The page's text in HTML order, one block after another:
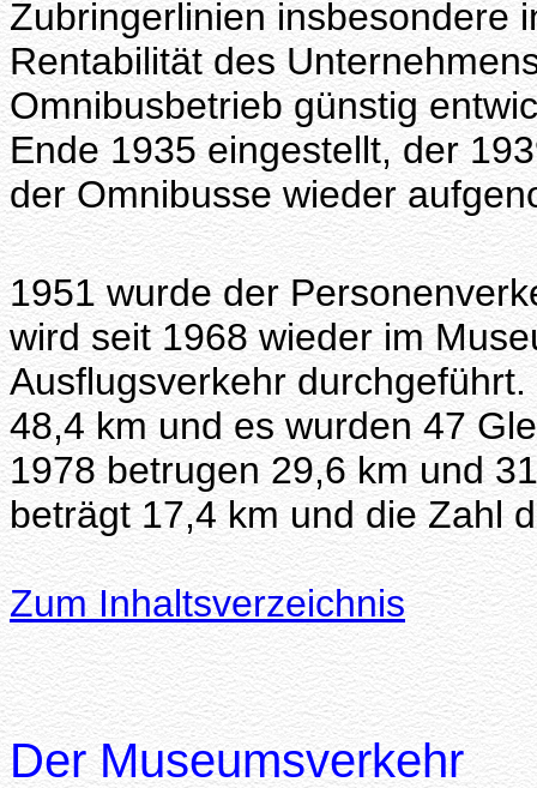
Zubringerlinien insbesondere
Rentabilität des
Omnibusbetrieb günstig
Ende 1935 eingestellt, der
der Omnibusse wieder
1951 wurde der
wird seit 1968 wieder im
Ausflugsverkehr
48,4 km und es wurden 47
1978 betrugen 29,6 km und
beträgt 17,4 km und die Zahl
Zum Inhaltsverzeichnis
Der Museumsverkehr